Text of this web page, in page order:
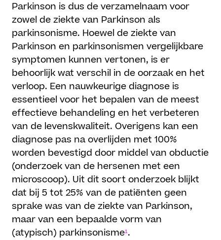
Parkinson is dus de verzamelnaam voor
zowel de ziekte van Parkinson als
parkinsonisme. Hoewel de ziekte van
Parkinson en parkinsonismen vergelijkbare
symptomen kunnen vertonen, is er
behoorlijk wat verschil in de oorzaak en het
verloop. Een nauwkeurige diagnose is
essentieel voor het bepalen van de meest
effectieve behandeling en het verbeteren
van de levenskwaliteit. Overigens kan een
diagnose pas na overlijden met 100%
worden bevestigd door middel van obductie
(onderzoek van de hersenen met een
microscoop). Uit dit soort onderzoek blijkt
dat bij 5 tot 25% van de patiënten geen
sprake was van de ziekte van Parkinson,
maar van een bepaalde vorm van
(atypisch) parkinsonisme¹.